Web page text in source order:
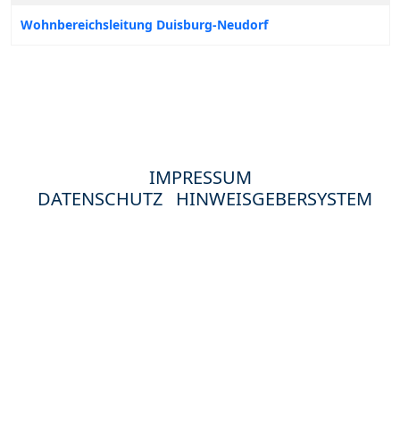
Wohnbereichsleitung Duisburg-Neudorf
IMPRESSUM
DATENSCHUTZ HINWEISGEBERSYSTEM